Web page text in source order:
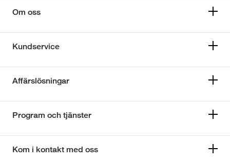
Om oss
Kundservice
Affärslösningar
Program och tjänster
Kom i kontakt med oss